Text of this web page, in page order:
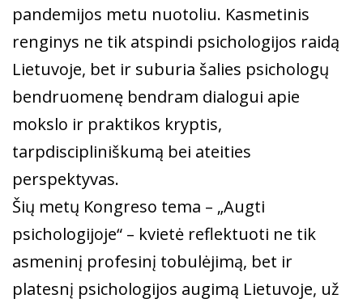
pandemijos metu nuotoliu. Kasmetinis
renginys ne tik atspindi psichologijos raidą
Lietuvoje, bet ir suburia šalies psichologų
bendruomenę bendram dialogui apie
mokslo ir praktikos kryptis,
tarpdiscipliniškumą bei ateities
perspektyvas.
Šių metų Kongreso tema – „Augti
psichologijoje“ – kvietė reflektuoti ne tik
asmeninį profesinį tobulėjimą, bet ir
platesnį psichologijos augimą Lietuvoje, už